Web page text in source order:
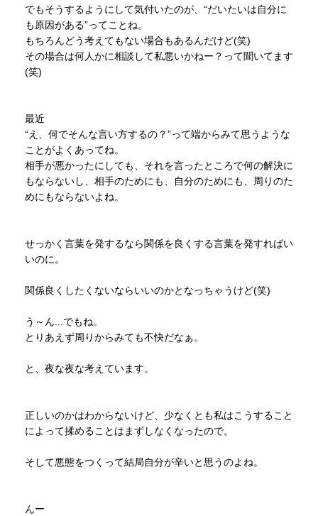
でもそうするようにして気付いたのが、“だいたいは自分に
も原因がある”ってことね。
もちろんどう考えてもない場合もあるんだけど(笑)
その場合は何人かに相談して私悪いかねー？って聞いてます
(笑)
最近
“え、何でそんな言い方するの？”って端からみて思うような
ことがよくあってね。
相手が悪かったにしても、それを言ったところで何の解決に
もならないし、相手のためにも、自分のためにも、周りのた
めにもならないよね。
せっかく言葉を発するなら関係を良くする言葉を発すればい
いのに。
関係良くしたくないならいいのかとなっちゃうけど(笑)
う～ん...でもね。
とりあえず周りからみても不快だなぁ。
と、夜な夜な考えています。
正しいのかはわからないけど、少なくとも私はこうすること
によって揉めることはまずしなくなったので。
そして悪態をつくって結局自分が辛いと思うのよね。
んー